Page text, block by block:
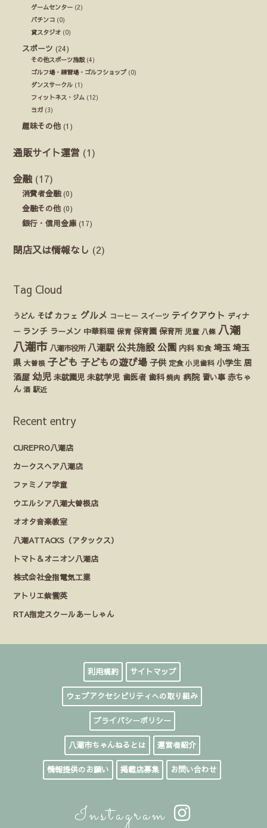
ゲームセンター (2)
パチンコ (0)
貸スタジオ (0)
スポーツ (24)
その他スポーツ施設(4)
ゴルフ場・練習場・ゴルフショップ(0)
ダンスサークル (1)
フィットネス・ジム (12)
ヨガ (3)
趣味その他 (1)
通販サイト運営 (1)
金融 (17)
消費者金融(0)
金融その他 (0)
銀行・信用金庫 (17)
閉店又は情報なし (2)
Tag Cloud
うどん そば カフェ グルメ コーヒー スイーツ テイクアウト ディナ
ー ランチ ラーメン 中華料理 保育 保育園 保育所 児童 八條 八潮
八潮市 八潮市役所 八潮駅 公共施設 公園 内科 和食 埼玉 埼玉
県 大曽根 子ども 子どもの遊び場 子供 定食 小児歯科 小学生 居
酒屋 幼児 未就園児 未就学児 歯医者 歯科 焼肉 病院 習い事 赤ちゃ
ん 酒 駅近
Recent entry
CUREPRO八潮店
カークスヘア八潮店
ファミノア学童
ウエルシア八潮大曽根店
オオタ音楽教室
八潮ATTACKS（アタックス）
トマト＆オニオン八潮店
株式会社金指電気工業
アトリエ紫雲英
RTA指定スクールあーしゃん
利用規約 サイトマップ
ウェブアクセシビリティへの取り組み
プライバシーポリシー
八潮市ちゃんねるとは 運営者紹介
情報提供のお願い 掲載店募集 お問い合わせ
Instagram